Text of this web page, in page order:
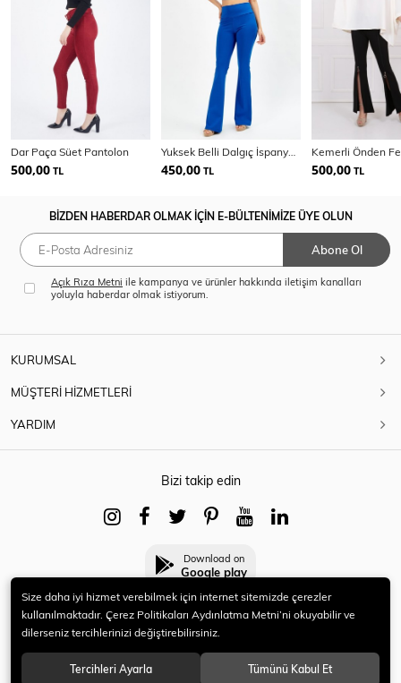
Dar Paça Süet Pantolon
500,00 TL 450,00 TL 500,00 TL
BİZDEN HABERDAR OLMAK İÇİN E-BÜLTENİMİZE ÜYE OLUN
Abone Ol
Açık Rıza Metni ile kampanya ve ürünler hakkında iletişim kanalları
yoluyla haberdar olmak istiyorum.
KURUMSAL
MÜŞTERİ HİZMETLERİ
YARDIM
Bizi takip edin
Download on
Google play
© 2021 HERYENİ. Tüm hakları saklıdır.
Size daha iyi hizmet verebilmek için internet sitemizde çerezler
kullanılmaktadır. Çerez Politikaları Aydınlatma Metni’ni okuyabilir ve
dilerseniz tercihlerinizi değiştirebilirsiniz.
Tercihleri Ayarla Tümünü Kabul Et